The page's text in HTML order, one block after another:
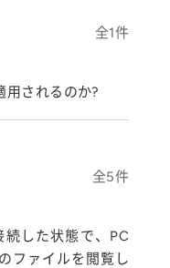
全1件
用されるのか?
全5件
続した状態で、PC
ファイルを閲覧し